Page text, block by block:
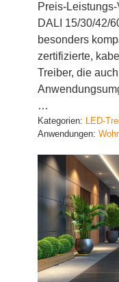
Preis-
DALI 15/30/42/
besonders
zertifizierte,
Treiber, die
…
Kategorien: LED-
Anwendungen: